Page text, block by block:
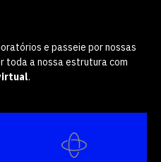
e passeie por nossas
toda a nossa estrutura com
.